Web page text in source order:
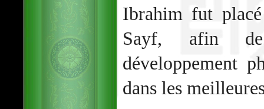
Ibrahim fut
Sayf, afin
développement
dans les